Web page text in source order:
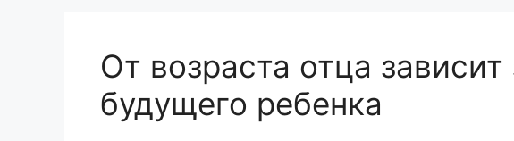
От возраста отца зависит
будущего ребенка